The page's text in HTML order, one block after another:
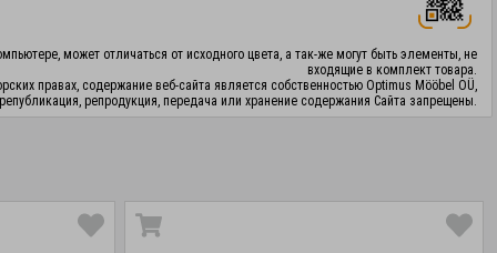
может отличаться от исходного цвета, а так-же могут быть элементы, не
входящие в комплект товара.
правах, содержание веб-сайта является собственностью Optimus Mööbel OÜ,
репродукция, передача или хранение содержания Сайта запрещены.